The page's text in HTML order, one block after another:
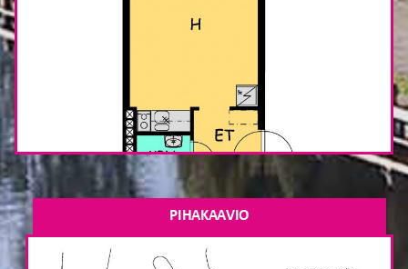
PIHAKAAVIO